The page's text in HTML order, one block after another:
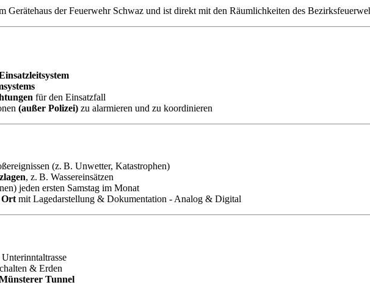
Gerätehaus der Feuerwehr Schwaz und ist direkt mit den Räumlichkeiten des
für den Einsatzfall
(außer Polizei) zu alarmieren und zu koordinieren
(z. B. Unwetter, Katastrophen)
, z. B. Wassereinsätzen
jeden ersten Samstag im Monat
Ort mit Lagedarstellung & Dokumentation - Analog & Digital
& Erden
Tunnel